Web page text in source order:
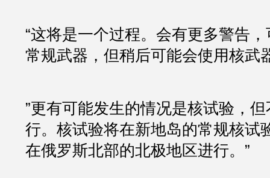
“这将是一个过程。会有更多警告
常规武器，但稍后可能会使用核武
”更有可能发生的情况是核试验，
行。核试验将在新地岛的常规核试
在俄罗斯北部的北极地区进行。”